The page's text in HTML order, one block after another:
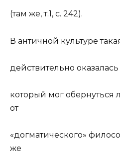
(там же, т.1, с. 242).
В античной культуре
действительно
который мог
от
«догматического»
же